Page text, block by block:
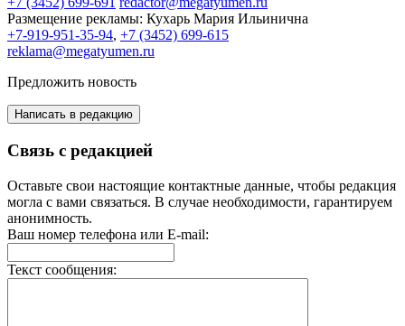
Размещение рекламы: Кухарь Мария Ильинична
+7-919-951-35-94, +7 (3452) 699-615
reklama@megatyumen.ru
Предложить новость
Написать в редакцию
Связь с редакцией
Оставьте свои настоящие контактные данные, чтобы редакция
могла с вами связаться. В случае необходимости, гарантируем
анонимность.
Ваш номер телефона или E-mail:
Текст сообщения: